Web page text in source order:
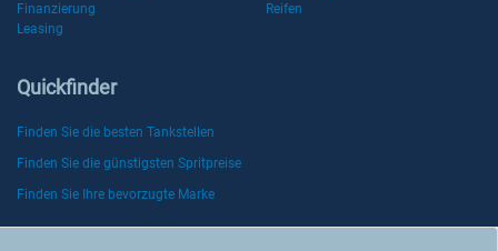
Finanzierung
Reifen
Leasing
Quickfinder
Finden Sie die besten Tankstellen
Finden Sie die günstigsten Spritpreise
Finden Sie Ihre bevorzugte Marke